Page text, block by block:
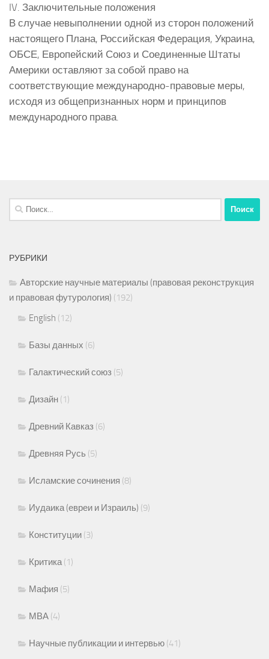
IV. Заключительные положения
В случае невыполнении одной из сторон положений
настоящего Плана, Российская Федерация, Украина,
ОБСЕ, Европейский Союз и Соединенные Штаты
Америки оставляют за собой право на
соответствующие международно-правовые меры,
исходя из общепризнанных норм и принципов
международного права.
Найти:
РУБРИКИ
Авторские научные материалы (правовая реконструкция
и правовая футурология) (192)
English (12)
Базы данных (6)
Галактический союз (5)
Дизайн (1)
Древний Кавказ (6)
Древняя Русь (5)
Исламские сочинения (8)
Иудаика (евреи и Израиль) (9)
Конституции (3)
Критика(1)
Мафия (5)
МВА (4)
Научные публикации и интервью (41)